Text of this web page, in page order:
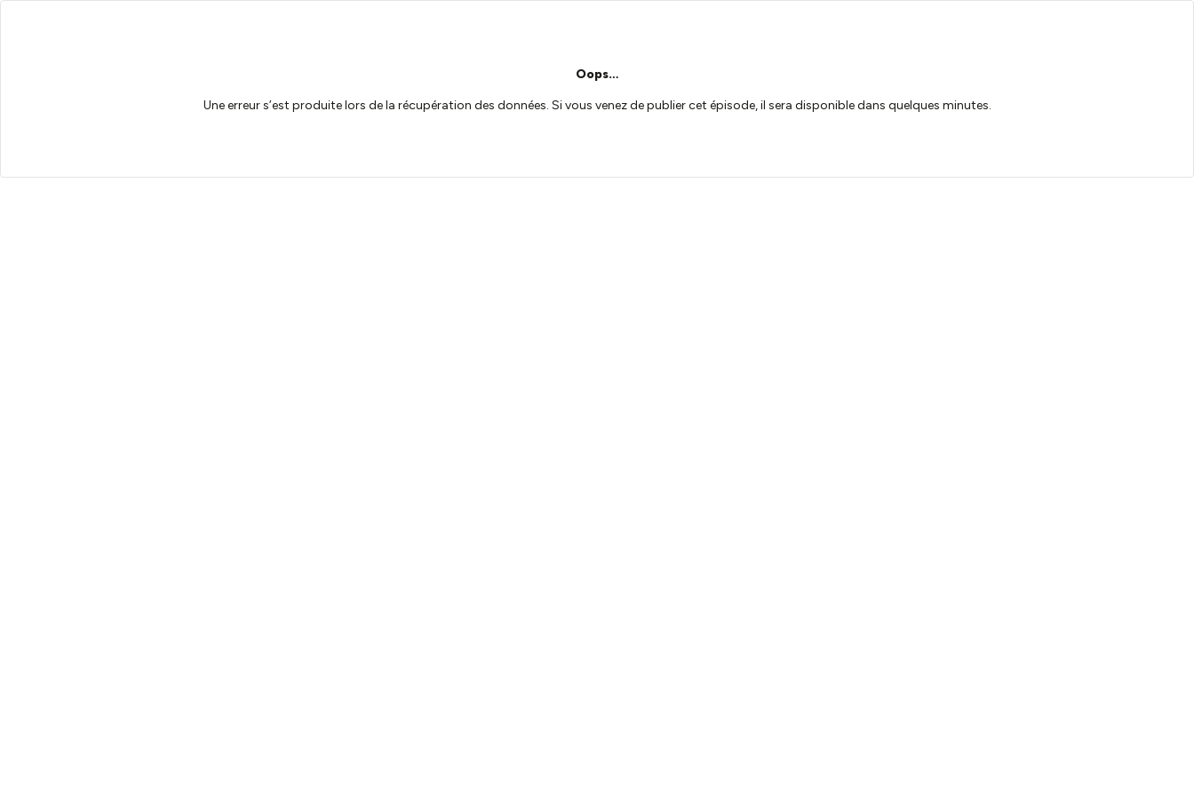
Oops…
Une erreur s’est produite lors de la récupération des données. Si vous venez de publier cet épisode, il sera disponible dans quelques minutes.